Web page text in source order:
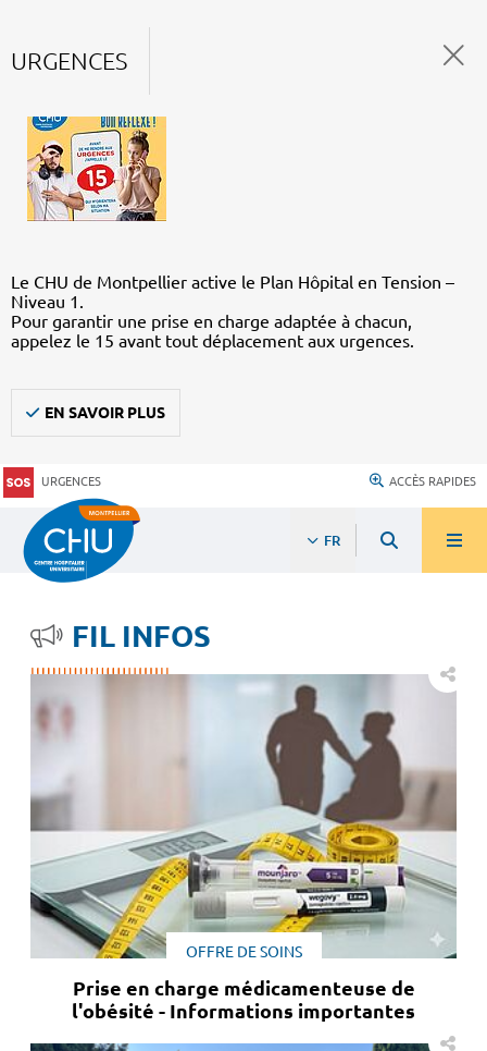
URGENCES
Le CHU de Montpellier active le Plan Hôpital en Tension –
Niveau 1.
Pour garantir une prise en charge adaptée à chacun,
appelez le 15 avant tout déplacement aux urgences.
EN SAVOIR PLUS
URGENCES ACCÈS RAPIDES
FR
FIL INFOS
OFFRE DE SOINS
Prise en charge médicamenteuse de
l'obésité - Informations importantes